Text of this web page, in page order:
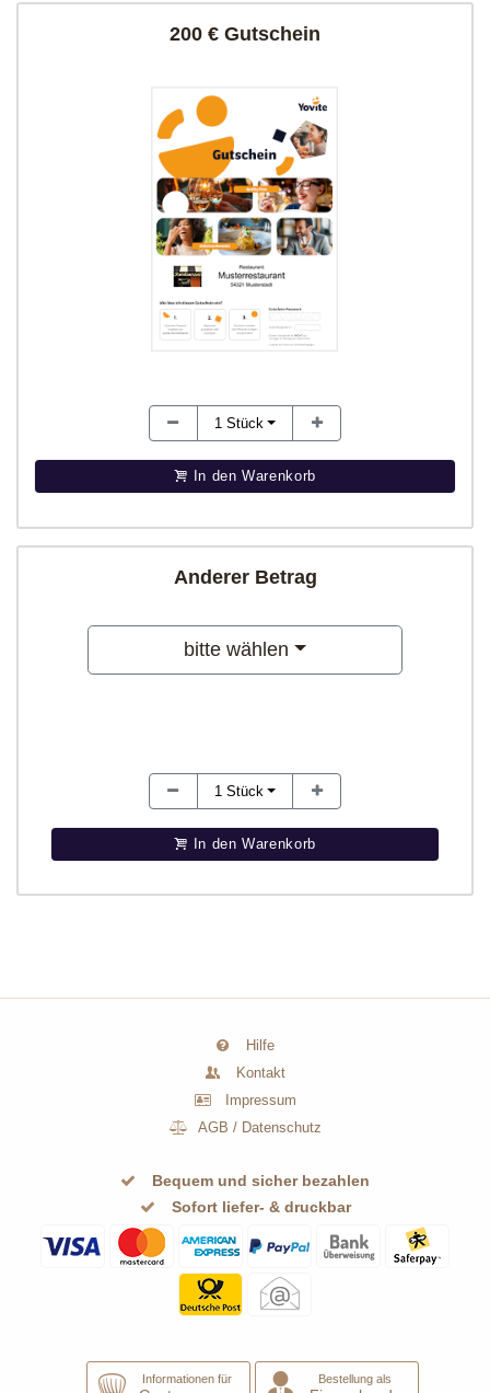
200 € Gutschein
1 Stück
In den Warenkorb
Anderer Betrag
bitte wählen
1 Stück
In den Warenkorb
Hilfe
Kontakt
Impressum
AGB / Datenschutz
Bequem und sicher bezahlen
Sofort liefer- & druckbar
Informationen für Bestellung als